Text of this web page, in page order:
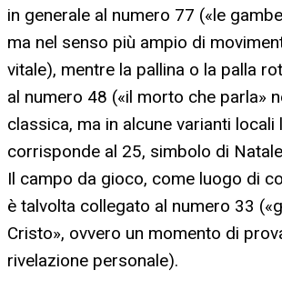
in generale al numero 77 («le
ma nel senso più ampio di
vitale), mentre la pallina o la palla
al numero 48 («il morto che parla»
classica, ma in alcune varianti locali
corrisponde al 25, simbolo di
Il campo da gioco, come luogo di
è talvolta collegato al numero 33
Cristo», ovvero un momento di
rivelazione personale).